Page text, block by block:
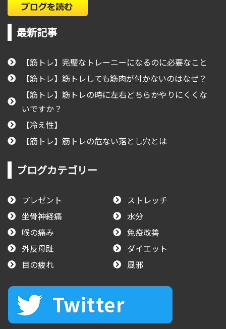
最新記事
【筋トレ】完璧なトレーニーになるのに必要なこと
【筋トレ】筋トレしても筋肉が付かないのはなぜ？
【筋トレ】筋トレの時に左右どちらかやりにくくな
いですか？
【冷え性】
【筋トレ】筋トレの危ない落とし穴とは
ブログカテゴリー
プレゼント
ストレッチ
坐骨神経痛
水分
喉の痛み
免疫改善
外反母趾
ダイエット
目の疲れ
風邪